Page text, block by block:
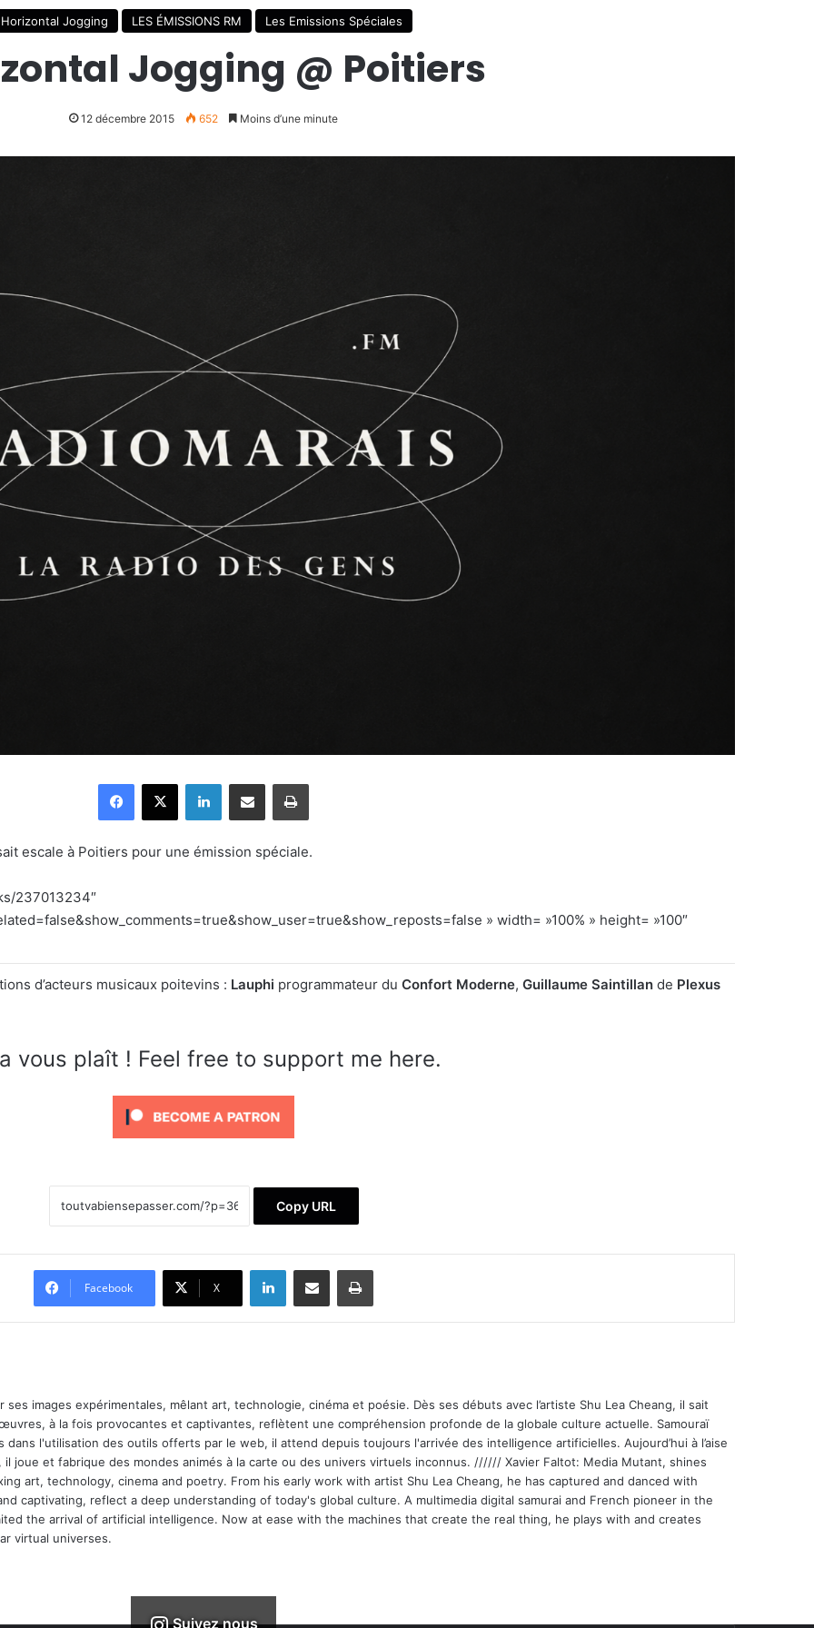
Horizontal Jogging LES ÉMISSIONS RM Les Emissions Spéciales
Jogging @ Poitiers
12 décembre 2015 652 Moins d’une minute
escale à Poitiers pour une émission spéciale.
237013234″
» width= »100% » height= »100″
d’acteurs musicaux poitevins : Lauphi programmateur du Confort Moderne, Guillaume Saintillan de Plexus
vous plaît ! Feel free to support me here.
Copy URL
Facebook X
images expérimentales, mêlant art, technologie, cinéma et poésie. Dès ses débuts avec l’artiste Shu Lea Cheang, il sait
à la fois provocantes et captivantes, reflètent une compréhension profonde de la globale culture actuelle. Samouraï
l'utilisation des outils offerts par le web, il attend depuis toujours l'arrivée des intelligence artificielles. Aujourd’hui à l’aise
il joue et fabrique des mondes animés à la carte ou des univers virtuels inconnus. ////// Xavier Faltot: Media Mutant, shines
art, technology, cinema and poetry. From his early work with artist Shu Lea Cheang, he has captured and danced with
captivating, reflect a deep understanding of today's global culture. A multimedia digital samurai and French pioneer in the
the arrival of artificial intelligence. Now at ease with the machines that create the real thing, he plays with and creates
virtual universes.
Suivez nous